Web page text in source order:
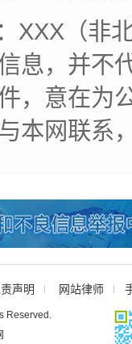
XXX（非
息，并不
，意在为
本网联系
声明 网站律师
Reserved.